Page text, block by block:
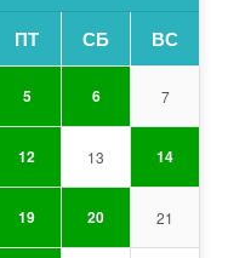
ПТ СБ ВС
5 6 7
12 13 14
19 20 21